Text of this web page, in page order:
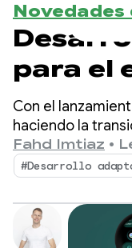
para el
Android
Con el
haciendo la
adaptable
de un solo factor
teléfonos,
automotrices y
durante todo el
Fahd Imtiaz •
#Desarrollo